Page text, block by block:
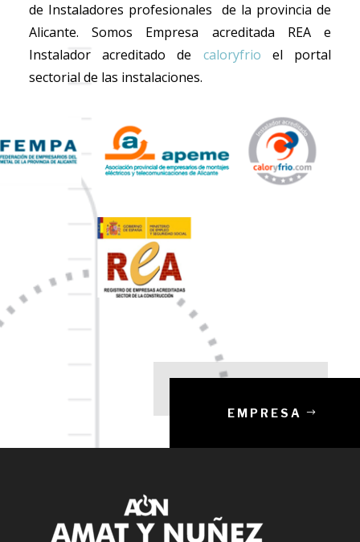
de Instaladores profesionales de la provincia de
Alicante. Somos Empresa acreditada REA e
Instalador acreditado de caloryfrio el portal
sectorial de las instalaciones.
EMPRESA